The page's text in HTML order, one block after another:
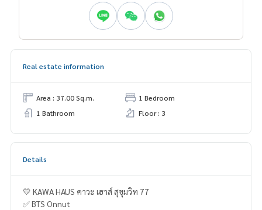
Real estate information
Area : 37.00 Sq.m.
1 Bedroom
1 Bathroom
Floor : 3
Details
💛 KAWA HAUS คาวะ เฮาส์ สุขุมวิท 77
✅ BTS Onnut